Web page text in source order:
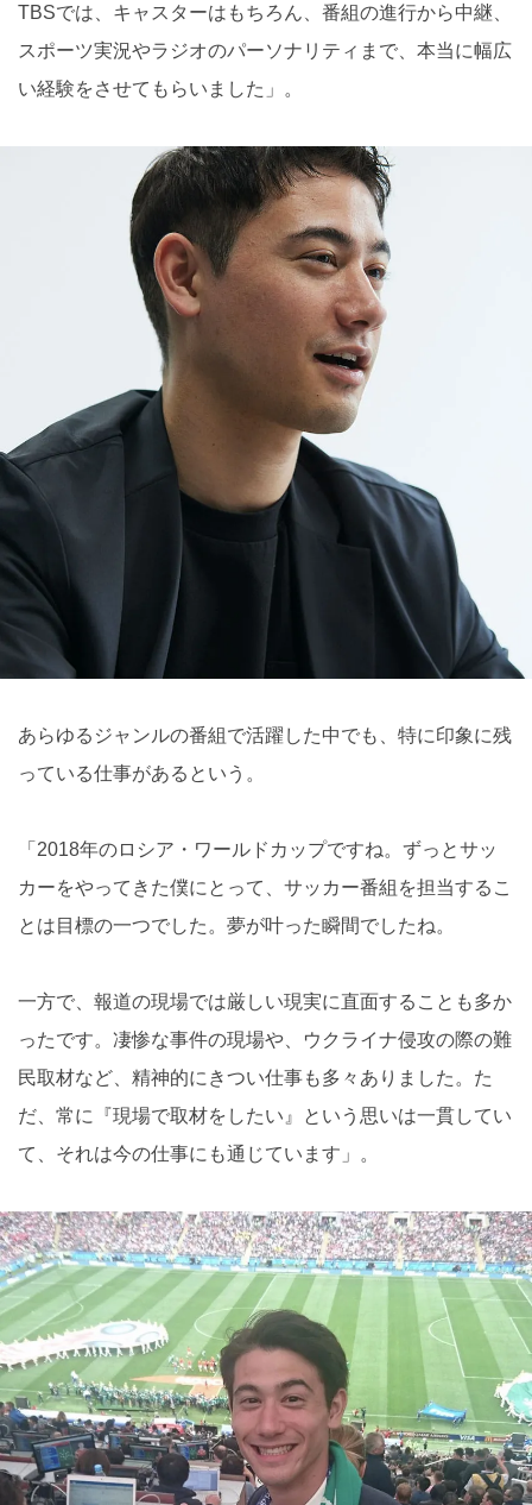
TBSでは、キャスターはもちろん、番組の進行から中継、
スポーツ実況やラジオのパーソナリティまで、本当に幅広
い経験をさせてもらいました」。
あらゆるジャンルの番組で活躍した中でも、特に印象に残
っている仕事があるという。
「2018年のロシア・ワールドカップですね。ずっとサッ
カーをやってきた僕にとって、サッカー番組を担当するこ
とは目標の一つでした。夢が叶った瞬間でしたね。
一方で、報道の現場では厳しい現実に直面することも多か
ったです。凄惨な事件の現場や、ウクライナ侵攻の際の難
民取材など、精神的にきつい仕事も多々ありました。た
だ、常に『現場で取材をしたい』という思いは一貫してい
て、それは今の仕事にも通じています」。